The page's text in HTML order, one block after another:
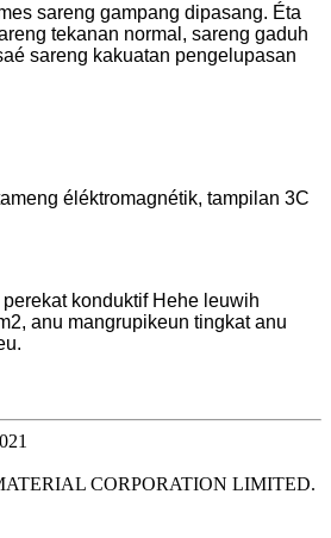
sareng gampang dipasang. Éta
tekanan normal, sareng gaduh
sareng kakuatan pengelupasan
éléktromagnétik, tampilan 3C
konduktif Hehe leuwih
anu mangrupikeun tingkat anu
CORPORATION LIMITED.